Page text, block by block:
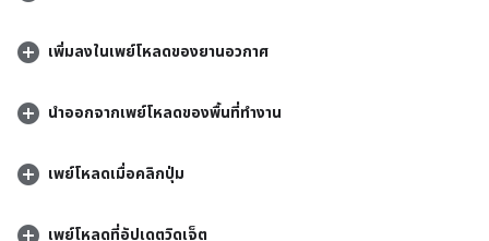
เพิ่มลงในเพย์โหลดของยานอวกาศ
นำออกจากเพย์โหลดของพื้นที่ทำงาน
เพย์โหลดเมื่อคลิกปุ่ม
เพย์โหลดที่อัปเดตวิดเจ็ต